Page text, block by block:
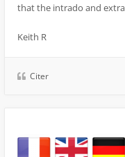
that the intrado and
Keith R
Citer